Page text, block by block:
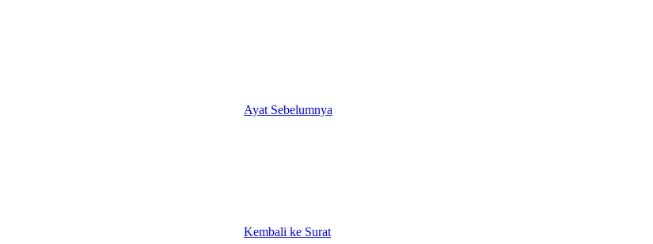
Ayat Sebelumnya
Kembali ke Surat